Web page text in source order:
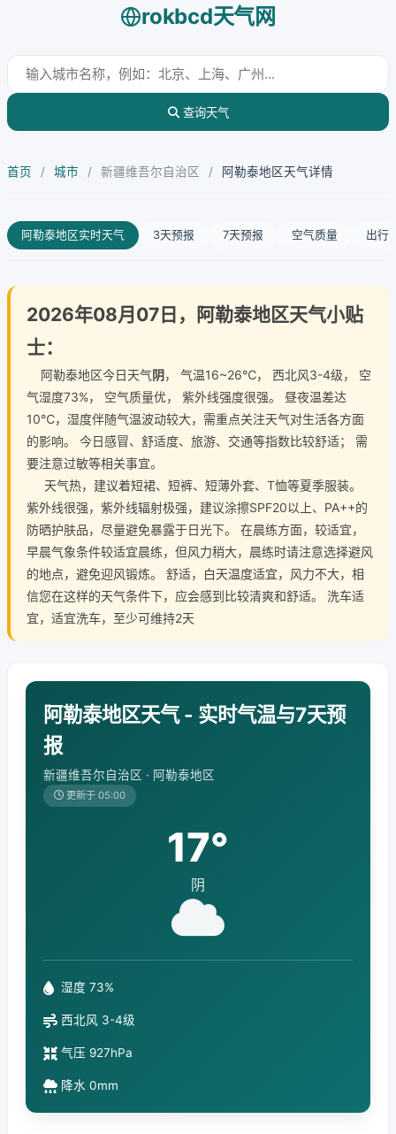
rokbcd天气网
查询天气
首页 / 城市 / 新疆维吾尔自治区 / 阿勒泰地区天气详情
阿勒泰地区实时天气 3天预报 7天预报 空气质量 出行
2026年08月07日，阿勒泰地区天气小贴
士：
阿勒泰地区今日天气阴， 气温16~26℃， 西北风3-4级， 空
气湿度73%， 空气质量优， 紫外线强度很强。 昼夜温差达
10℃，湿度伴随气温波动较大，需重点关注天气对生活各方面
的影响。 今日感冒、舒适度、旅游、交通等指数比较舒适； 需
要注意过敏等相关事宜。
天气热，建议着短裙、短裤、短薄外套、T恤等夏季服装。
紫外线很强，紫外线辐射极强，建议涂擦SPF20以上、PA++的
防晒护肤品，尽量避免暴露于日光下。 在晨练方面，较适宜，
早晨气象条件较适宜晨练，但风力稍大，晨练时请注意选择避风
的地点，避免迎风锻炼。 舒适，白天温度适宜，风力不大，相
信您在这样的天气条件下，应会感到比较清爽和舒适。 洗车适
宜，适宜洗车，至少可维持2天
阿勒泰地区天气 - 实时气温与7天预
报
新疆维吾尔自治区 · 阿勒泰地区
更新于 05:00
17°
阴
湿度 73%
西北风 3-4级
气压 927hPa
降水 0mm